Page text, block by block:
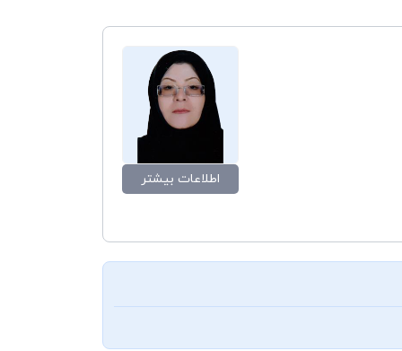
اطلاعات بیشتر